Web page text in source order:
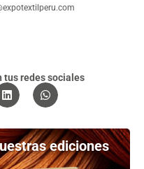
tus redes sociales
ediciones